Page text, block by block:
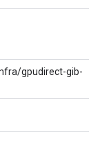
gpudirect-gib-